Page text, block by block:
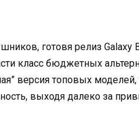
готовя релиз
класс бюджетных
версия топовых
выходя далеко за